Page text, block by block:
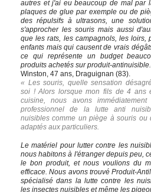
autres et j'ai eu beaucoup de mal par
plaques de glue par exemple ou de
des répulsifs à ultrasons, une
s'approcher les souris mais aussi
que les rats, les campagnols, les loirs,
enfants mais qui causent de vrais
ce qui représente un budget
produits achetés sur produit-
Winston, 47 ans, Draguignan (83).
« Les souris, quelle sensation
soi ! Alors lorsque mon fils de 4 ans
cuisine, nous avons
professionnel de la lutte anti
nuisibles comme un piège à souris ou
adaptés aux particuliers.
Le matériel pour lutter contre les
nous habitons à l'étranger depuis peu,
le bon produit, et nous voulions du
efficace. Nous avons trouvé Produit-
spécialisé dans la lutte contre les
les insectes nuisibles et même les